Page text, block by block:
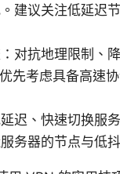
建议关注低延迟
对抗地理限制、
先考虑具备高速
迟、快速切换服
务器的节点与低